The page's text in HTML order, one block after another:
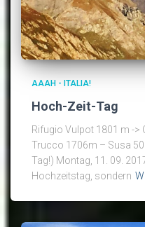
AAAH - ITALIA!
Hoch-Zeit-Tag
Rifugio Vulpot 1801 m ->
Trucco 1706m – Susa
Tag!) Montag, 11. 09.
Hochzeitstag, sondern